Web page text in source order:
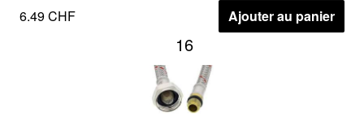
6.49 CHF Ajouter au panier
16